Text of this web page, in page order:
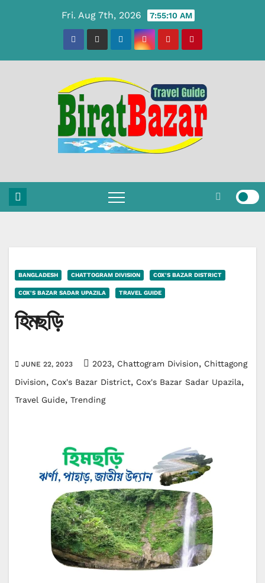
Fri. Aug 7th, 2026 7:55:10 AM
BANGLADESH CHATTOGRAM DIVISION COX'S BAZAR DISTRICT
COX'S BAZAR SADAR UPAZILA TRAVEL GUIDE
হিমছড়ি
JUNE 22, 2023 2023, Chattogram Division, Chittagong
Division, Cox's Bazar District, Cox's Bazar Sadar Upazila,
Travel Guide, Trending